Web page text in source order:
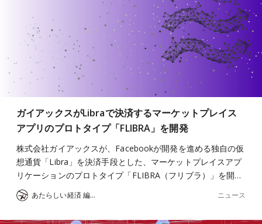
ガイアックスがLibraで決済するマーケットプレイス
アプリのプロトタイプ「FLIBRA」を開発
株式会社ガイアックスが、Facebookが開発を進める独自の仮
想通貨「Libra」を決済手段とした、マーケットプレイスアプ
リケーションのプロトタイプ「FLIBRA（フリブラ）」を開…
あたらしい経済 編集部 ニュース